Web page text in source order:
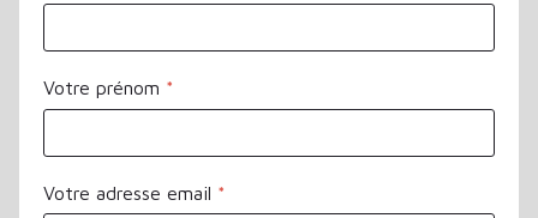
Votre prénom *
Votre adresse email *